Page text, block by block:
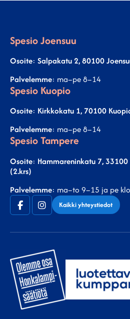
Spesio Joensuu
Osoite: Salpakatu 2, 80100
Palvelemme: ma–pe 8–14
Spesio Kuopio
Osoite: Kirkkokatu 1, 70100
Palvelemme: ma–pe 8–14
Spesio Tampere
Osoite: Hammareninkatu 7, 33100
(2.krs)
Palvelemme: ma–to 9–15 ja pe
FacebookInstagramKaikki yhteystiedot